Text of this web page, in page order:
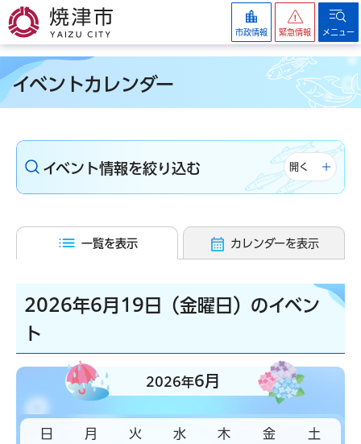
焼津市
市政情報 緊急情報 メニュー
イベントカレンダー
イベント情報を絞り込む 開く
一覧を表示 カレンダーを表示
2026年6月19日（金曜日）のイベン
ト
2026年6月
日 月 火 水 木 金 土